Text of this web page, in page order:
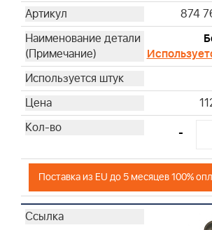
874
-
Поставка из EU до 5 месяцев 100%